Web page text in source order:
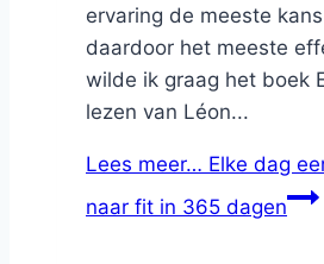
ervaring de meeste
daardoor het meeste
wilde ik graag het boek
lezen van Léon...
Lees meer… Elke dag
naar fit in 365 dagen